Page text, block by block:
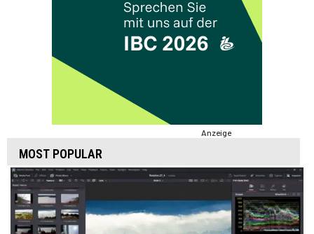
Anzeige
MOST POPULAR